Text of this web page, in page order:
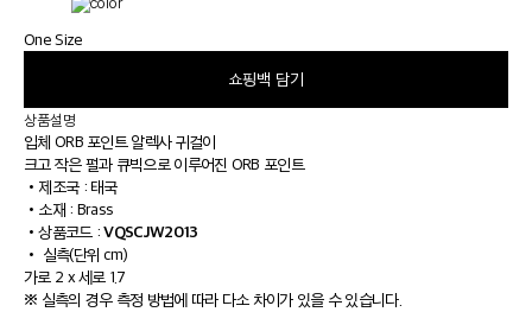
One Size
쇼핑백 담기
상품설명
입체 ORB 포인트 알렉사 귀걸이
크고 작은 펄과 큐빅으로 이루어진 ORB 포인트
• 제조국 : 태국
• 소재 : Brass
•상품코드 :VQSCJW2013
• 실측(단위 cm)
가로 2 x 세로 1.7
※ 실측의 경우 측정 방법에 따라 다소 차이가 있을 수 있습니다.